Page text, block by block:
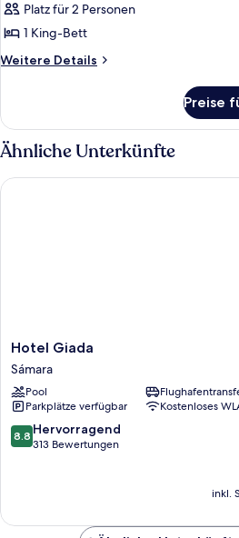
Platz für 2 Personen
1 King-Bett
Weitere Details
Weitere
Bungalow
Preise
Ähnliche Unterkünfte
Hotel
Giada
Sámara
Hotel Giada
Sámara
Pool
Parkplätze verfügbar
Kostenloses
8.8
von
8.8 Hervorragend
313 Bewertungen
inkl.
Hotel Giada